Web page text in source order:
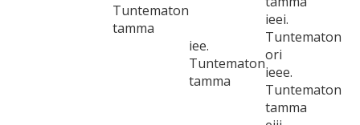
Tuntematon
tamma
iee.
Tuntematon
tamma
ieei.
Tuntematon
ori
ieee.
Tuntematon
tamma